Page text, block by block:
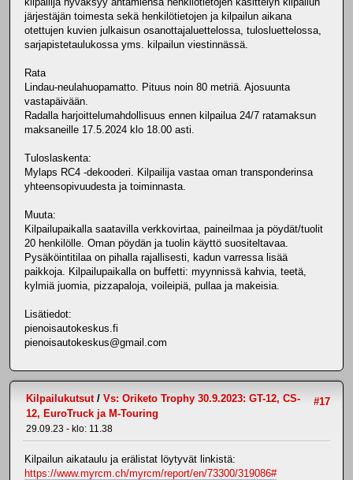
järjestäjän toimesta sekä henkilötietojen ja kilpailun aikana
otettujen kuvien julkaisun osanottajaluettelossa, tulosluettelossa,
sarjapistetaulukossa yms. kilpailun viestinnässä.
Rata
Lindau-neulahuopamatto. Pituus noin 80 metriä. Ajosuunta
vastapäivään.
Radalla harjoittelumahdollisuus ennen kilpailua 24/7 ratamaksun
maksaneille 17.5.2024 klo 18.00 asti.
Tuloslaskenta:
Mylaps RC4 -dekooderi. Kilpailija vastaa oman transponderinsa
yhteensopivuudesta ja toiminnasta.
Muuta:
Kilpailupaikalla saatavilla verkkovirtaa, paineilmaa ja pöydät/tuolit
20 henkilölle. Oman pöydän ja tuolin käyttö suositeltavaa.
Pysäköintitilaa on pihalla rajallisesti, kadun varressa lisää
paikkoja. Kilpailupaikalla on buffetti: myynnissä kahvia, teetä,
kylmiä juomia, pizzapaloja, voileipiä, pullaa ja makeisia.
Lisätiedot:
pienoisautokeskus.fi
pienoisautokeskus@gmail.com
#17
Kilpailukutsut/ Vs: Oriketo Trophy 30.9.2023: GT-12, CS-
12, EuroTruck ja M-Touring
29.09.23 - klo: 11.38
Kilpailun aikataulu ja erälistat löytyvät linkistä:
https://www.myrcm.ch/myrcm/report/en/73300/319086#